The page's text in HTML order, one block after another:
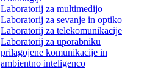
Laboratorij za multimedijo
Laboratorij za sevanje in optiko
Laboratorij za telekomunikacije
Laboratorij za uporabniku
prilagojene komunikacije in
ambientno inteligenco